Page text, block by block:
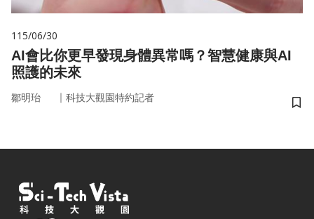
115/06/30
AI會比你更早發現身體異常嗎？智慧健康與AI
照護的未來
鄒明珆 ｜ 科技大觀園特約記者
儲